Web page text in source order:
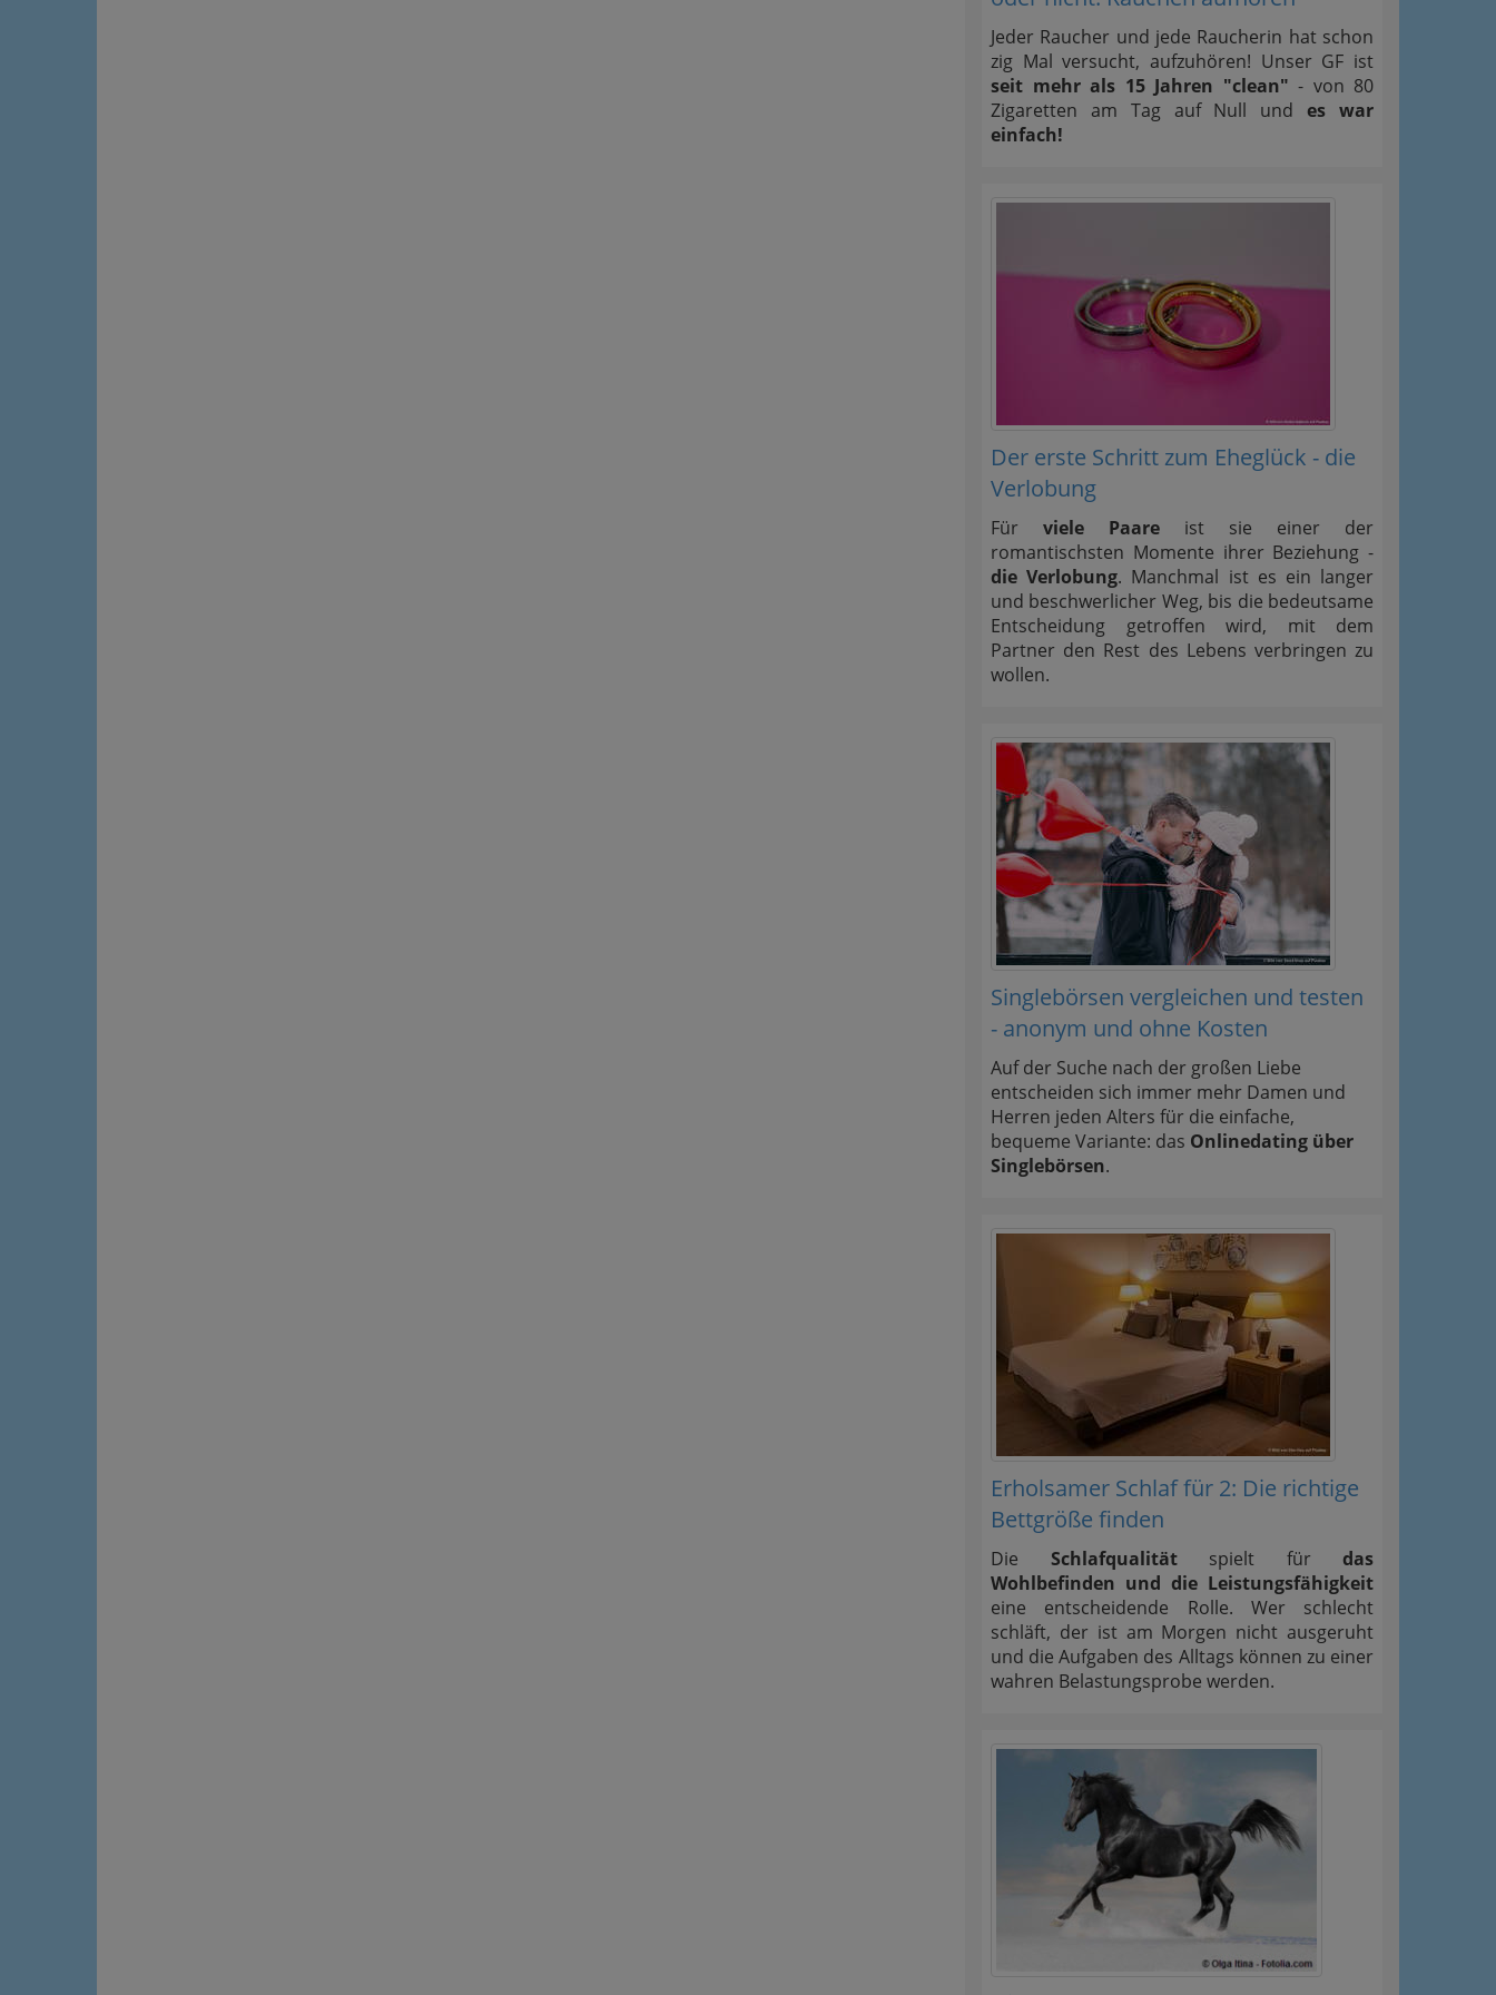
Jeder Raucher und jede Raucherin hat schon
zig Mal versucht, aufzuhören! Unser GF ist
seit mehr als 15 Jahren "clean" - von 80
Zigaretten am Tag auf Null undes war
einfach!
Der erste Schritt zum Eheglück - die
Verlobung
Für viele Paare ist sie einer der
romantischsten Momente ihrer Beziehung -
die Verlobung. Manchmal ist es ein langer
und beschwerlicher Weg, bis die bedeutsame
Entscheidung getroffen wird, mit dem
Partner den Rest des Lebens verbringen zu
wollen.
Singlebörsen vergleichen und testen
- anonym und ohne Kosten
Auf der Suche nach der großen Liebe
entscheiden sich immer mehr Damen und
Herren jeden Alters für die einfache,
bequeme Variante: das Onlinedating über
Singlebörsen.
Erholsamer Schlaf für 2: Die richtige
Bettgröße finden
Die Schlafqualitätspielt für das
Wohlbefinden und die Leistungsfähigkeit
eine entscheidende Rolle. Wer schlecht
schläft, der ist am Morgen nicht ausgeruht
und die Aufgaben des Alltags können zu einer
wahren Belastungsprobe werden.